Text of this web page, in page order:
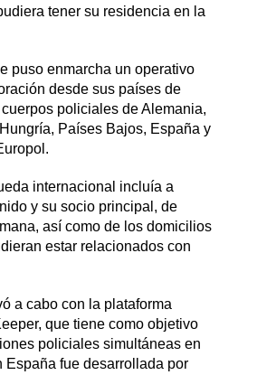
tener su residencia en la
puso enmarcha un operativo
desde sus países de
policiales de Alemania,
Países Bajos, España y
internacional incluía a
y su socio principal, de
así como de los domicilios
estar relacionados con
a cabo con la plataforma
que tiene como objetivo
policiales simultáneas en
España fue desarrollada por